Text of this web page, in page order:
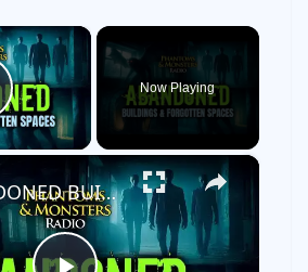
×
Video
Now Playing
×
ABANDONED BUILDINGS & FORGOTTEN SPACES: Horror Lurks in the Shadows!